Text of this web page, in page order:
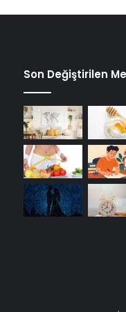
Son Değiştirilen